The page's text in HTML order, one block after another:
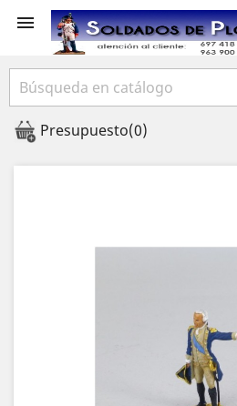

Presupuesto(0)